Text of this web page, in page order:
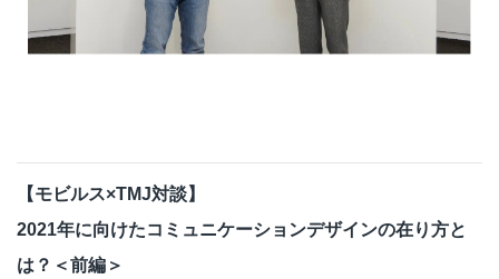
【モビルス×TMJ対談】
2021年に向けたコミュニケーションデザインの在り方と
は？＜前編＞